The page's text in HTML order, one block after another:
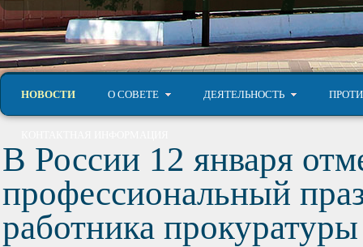
НОВОСТИ О СОВЕТЕ ДЕЯТЕЛЬНОСТЬ
В России 12 января
профессиональный
работника прокуратуры